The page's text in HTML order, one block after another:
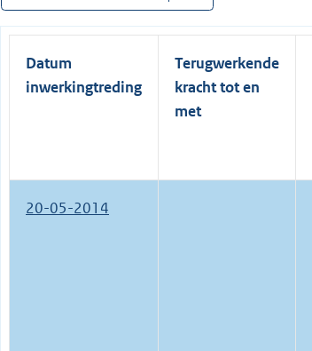
Datum
inwerkingtreding
Terugwerkende
kracht tot en
met
20-05-2014